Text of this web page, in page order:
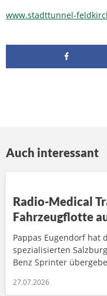
www.stadttunnel-
Auch interessant
Radio-Medical
Fahrzeugflotte
Pappas Eugendorf hat
spezialisierten
Benz Sprinter
27.07.2026